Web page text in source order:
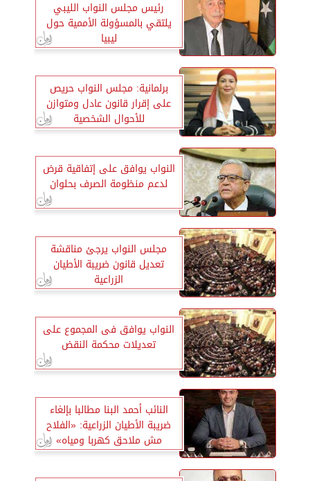
رئيس مجلس النواب الليبي
يلتقي بالمسؤولة الأممية حول
ليبيا
برلمانية: مجلس النواب حريص
على إقرار قانون عادل ومتوازن
للأحوال الشخصية
النواب يوافق على إتفاقية قرض
لدعم منظومة الصرف بحلوان
مجلس النواب يرجئ مناقشة
تعديل قانون ضريبة الأطيان
الزراعية
النواب يوافق فى المجموع على
تعديلات محكمة النقض
النائب أحمد البنا مطالبا بإلغاء
ضريبة الأطيان الزراعية: «الفلاح
مش ملاحق كهربا ومياه»